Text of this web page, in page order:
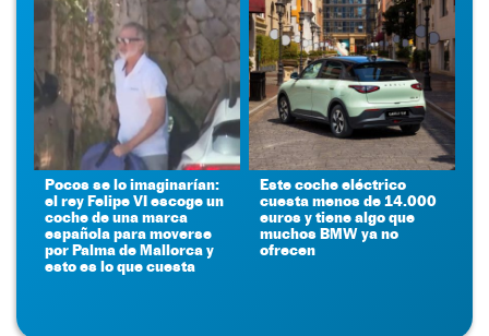
Pocos se lo imaginarían:
el rey Felipe VI escoge un
coche de una marca
española para moverse
por Palma de Mallorca y
esto es lo que cuesta
Este coche eléctrico
cuesta menos de 14.000
euros y tiene algo que
muchos BMW ya no
ofrecen